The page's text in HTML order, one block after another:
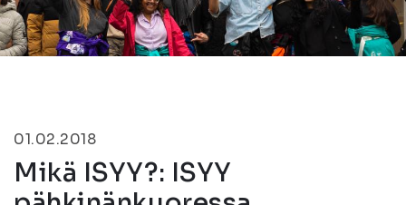
01.02.2018
Mikä ISYY?: ISYY